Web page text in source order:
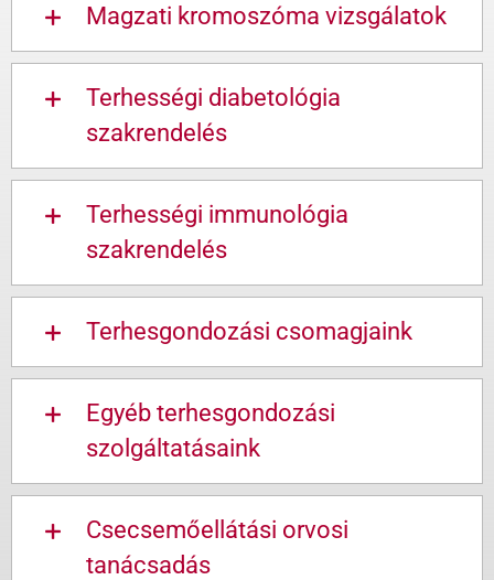
Magzati kromoszóma vizsgálatok
Terhességi diabetológia
szakrendelés
Terhességi immunológia
szakrendelés
Terhesgondozási csomagjaink
Egyéb terhesgondozási
szolgáltatásaink
Csecsemőellátási orvosi
tanácsadás